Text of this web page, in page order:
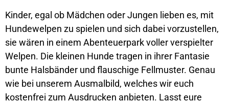
Kinder, egal ob Mädchen oder Jungen lieben es, mit
Hundewelpen zu spielen und sich dabei vorzustellen,
sie wären in einem Abenteuerpark voller verspielter
Welpen. Die kleinen Hunde tragen in ihrer Fantasie
bunte Halsbänder und flauschige Fellmuster. Genau
wie bei unserem Ausmalbild, welches wir euch
kostenfrei zum Ausdrucken anbieten. Lasst eure